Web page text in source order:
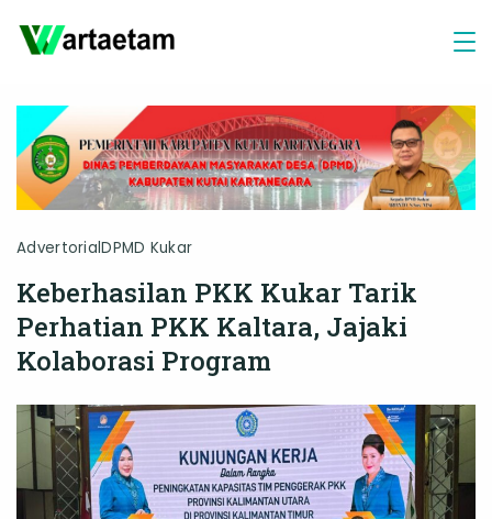
AdvertorialDPMD Kukar
Keberhasilan PKK Kukar Tarik
Perhatian PKK Kaltara, Jajaki
Kolaborasi Program